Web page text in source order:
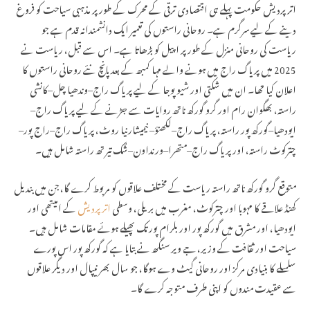
اترپردیش حکومت پہلے ہی اقتصادی ترقی کے محرک کے طور پر مذہبی سیاحت کو فروغ
دینے کے لیے سرگرم ہے۔ روحانی راستوں کی تعمیر ایک دانشمندانہ قدم ہے جو
ریاست کی روحانی منزل کے طور پر اپیل کو بڑھاتا ہے۔ اس سے قبل، ریاست نے
2025 میں پریاگ راج میں ہونے والے مہا کمبھ کے بعد پانچ نئے روحانی راستوں کا
اعلان کیا تھا۔ ان میں شکتی اور شیو پوجا کے لیے پریاگ راج–وندھیا چل–کانشی
راستہ، بھگوان رام اور گرو گورکھ ناتھ روایات سے جڑنے کے لیے پریاگ راج–
ایودھیا–گورکھ پور راستہ، پریاگ راج–لکھنؤ– نیمیشارنیا روٹ، پریاگ راج–راج پور–
چترکوٹ راستہ، اور پریاگ راج–متھرا–ورنداون–شُک تیرتھ راستہ شامل ہیں۔
متوقع گرو گورکھ ناتھ راستہ ریاست کے مختلف علاقوں کو مربوط کرے گا، جن میں بندیل
کھنڈ علاقے کا مہوبا اور چترکوٹ، مغرب میں بریلی، وسطیاترپردیشکے امیتھی اور
ایودھیا، اور مشرق میں گورکھ پور اور بلرام پور تک پھیلے ہوئے مقامات شامل ہیں۔
سیاحت اور ثقافت کے وزیر، جے ویر سنگھ نے بتایا ہے کہ گورکھ پور اس پورے
سلسلے کا بنیادی مرکز اور روحانی گیٹ وے ہوگا، جو سال بھر نیپال اور دیگر علاقوں
سے عقیدت مندوں کو اپنی طرف متوجہ کرے گا۔